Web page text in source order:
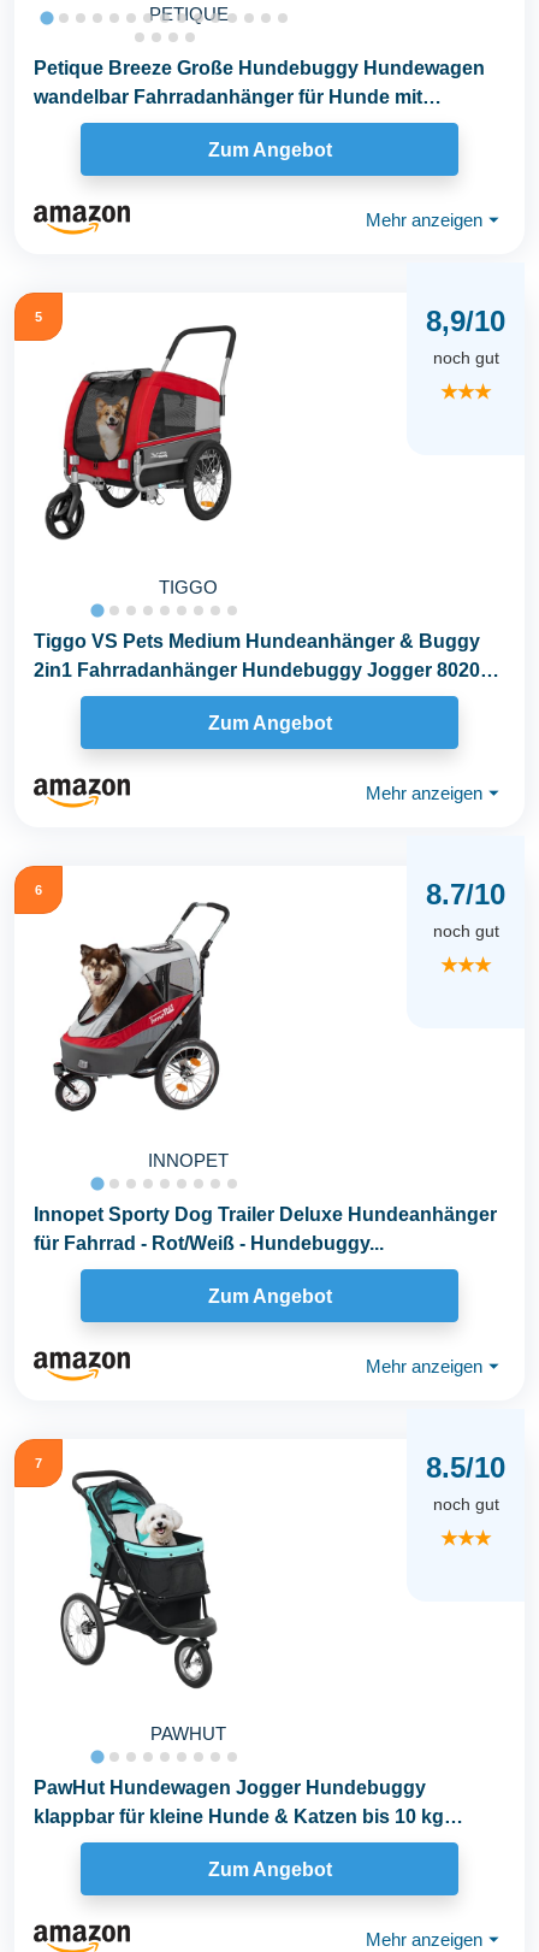
PETIQUE
Petique Breeze Große Hundebuggy Hundewagen
wandelbar Fahrradanhänger für Hunde mit
Luftreifen...
Zum Angebot
Mehr anzeigen ⏷
5
TIGGO
8,9/10
noch gut
★★★
Tiggo VS Pets Medium Hundeanhänger & Buggy
2in1 Fahrradanhänger Hundebuggy Jogger 80204
(ROT)
Zum Angebot
Mehr anzeigen ⏷
6
INNOPET
8.7/10
noch gut
★★★
Innopet Sporty Dog Trailer Deluxe Hundeanhänger
für Fahrrad - Rot/Weiß - Hundebuggy...
Zum Angebot
Mehr anzeigen ⏷
7
PAWHUT
8.5/10
noch gut
★★★
PawHut Hundewagen Jogger Hundebuggy
klappbar für kleine Hunde & Katzen bis 10 kg
Katzenbuggy mit...
Zum Angebot
Mehr anzeigen ⏷